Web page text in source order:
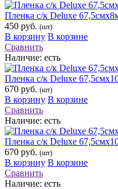
Пленка с/к Deluxe
450 руб. (шт)
В корзину В корзине
Сравнить
Наличие: есть
Пленка с/к Deluxe
670 руб. (шт)
В корзину В корзине
Сравнить
Наличие: есть
Пленка с/к Deluxe
670 руб. (шт)
В корзину В корзине
Сравнить
Наличие: есть